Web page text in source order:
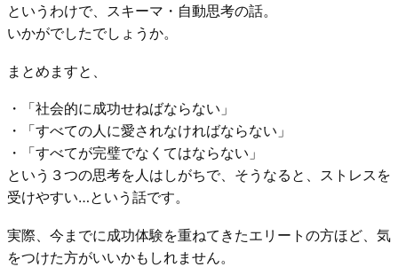
というわけで、スキーマ・自動思考の話。
いかがでしたでしょうか。
まとめますと、
・「社会的に成功せねばならない」
・「すべての人に愛されなければならない」
・「すべてが完璧でなくてはならない」
という３つの思考を人はしがちで、そうなると、ストレスを
受けやすい…という話です。
実際、今までに成功体験を重ねてきたエリートの方ほど、気
をつけた方がいいかもしれません。